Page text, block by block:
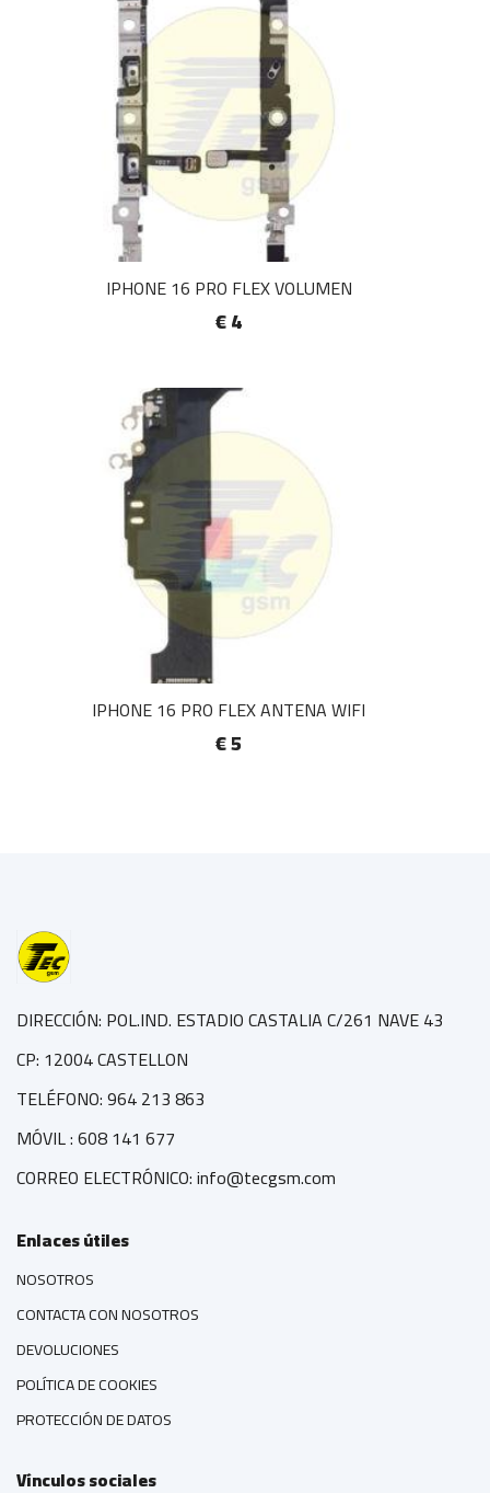
IPHONE 16 PRO FLEX VOLUMEN
€ 4
IPHONE 16 PRO FLEX ANTENA WIFI
€ 5
DIRECCIÓN: POL.IND. ESTADIO CASTALIA C/261 NAVE 43
CP: 12004 CASTELLON
TELÉFONO: 964 213 863
MÓVIL : 608 141 677
CORREO ELECTRÓNICO: info@tecgsm.com
Enlaces útiles
NOSOTROS
CONTACTA CON NOSOTROS
DEVOLUCIONES
POLÍTICA DE COOKIES
PROTECCIÓN DE DATOS
Vínculos sociales